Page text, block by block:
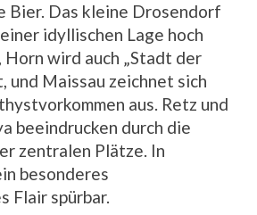
Bier. Das kleine Drosendorf
idyllischen Lage hoch
Horn wird auch „Stadt der
und Maissau zeichnet sich
aus. Retz und
beeindrucken durch die
zentralen Plätze. In
besonderes
Flair spürbar.